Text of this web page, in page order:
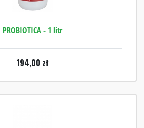
PROBIOTICA - 1 litr
194,00 zł